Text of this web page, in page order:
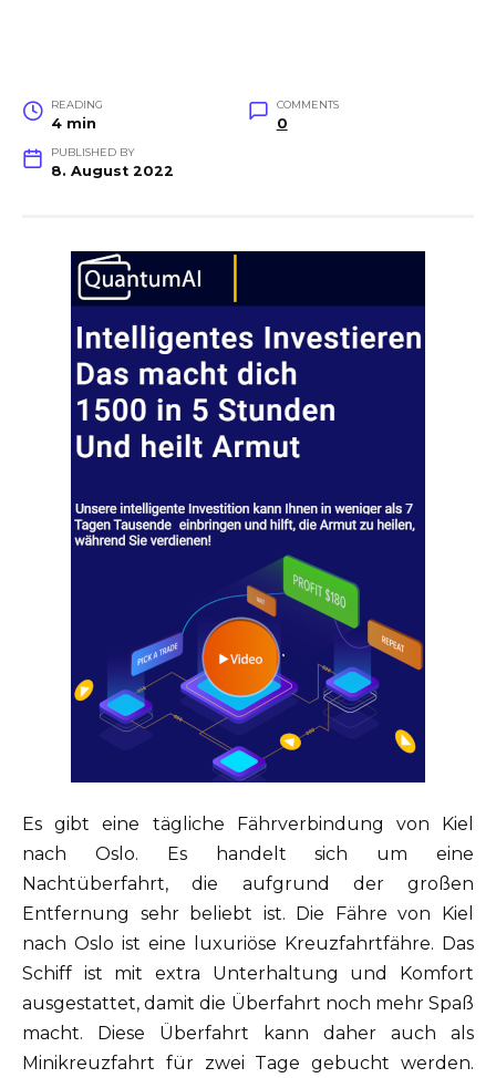
READING
4 min
COMMENTS
0
PUBLISHED BY
8. August 2022
Es gibt eine tägliche Fährverbindung von Kiel
nach Oslo. Es handelt sich um eine
Nachtüberfahrt, die aufgrund der großen
Entfernung sehr beliebt ist. Die Fähre von Kiel
nach Oslo ist eine luxuriöse Kreuzfahrtfähre. Das
Schiff ist mit extra Unterhaltung und Komfort
ausgestattet, damit die Überfahrt noch mehr Spaß
macht. Diese Überfahrt kann daher auch als
Minikreuzfahrt für zwei Tage gebucht werden.